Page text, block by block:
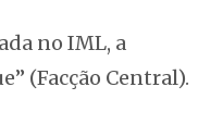
no IML, a
(Facção Central).